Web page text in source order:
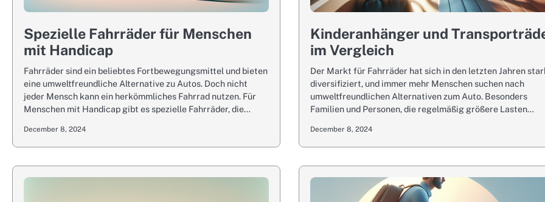
Spezielle Fahrräder für Menschen
mit Handicap
Fahrräder sind ein beliebtes Fortbewegungsmittel und bieten
eine umweltfreundliche Alternative zu Autos. Doch nicht
jeder Mensch kann ein herkömmliches Fahrrad nutzen. Für
Menschen mit Handicap gibt es spezielle Fahrräder, die…
December 8, 2024
Kinderanhänger und
im Vergleich
Der Markt für Fahrräder hat sich in den letzten Jahren
diversifiziert, und immer mehr Menschen suchen nach
umweltfreundlichen Alternativen zum Auto. Besonders
Familien und Personen, die regelmäßig größere Lasten…
December 8, 2024